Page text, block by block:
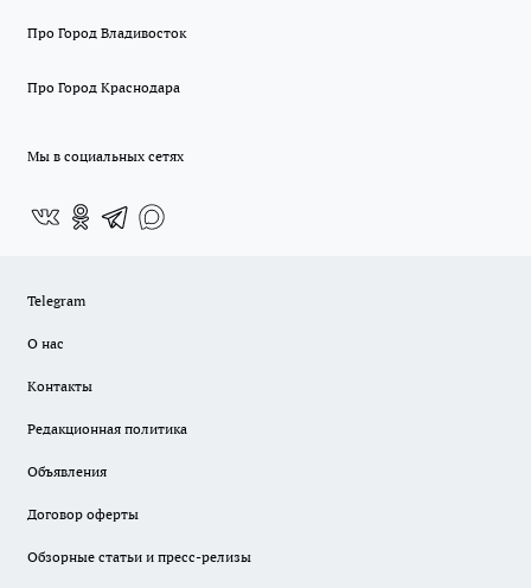
Про Город Владивосток
Про Город Краснодара
Мы в социальных сетях
Telegram
О нас
Контакты
Редакционная политика
Объявления
Договор оферты
Обзорные статьи и пресс-релизы